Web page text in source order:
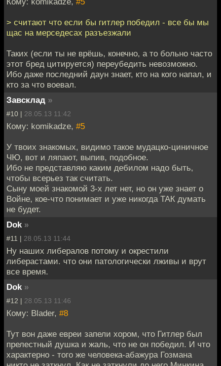
> считают что если бы гитлер победил - все бы мы
щас на мерседесах разъезжали
Таких (если ты не врёшь, конечно, а то больно часто
этот бред цитируется) переубедить невозможно.
Ибо даже последний даун знает, кто на кого напал, и
кто за что воевал.
Завсклад »
#10 | 28.05.13 11:42
Кому: komikadze, #5
У твоих знакомых, видимо такое мудацко-циничное
ЧЮ, вот и ляпают, выпив, подобное.
Ибо не представляю каким дебилом надо быть,
чтобы всерьез так считать.
Сыну моей знакомой 3-х лет нет, но он уже знает о
Войне, кое-что понимает и уже никогда ТАК думать
не будет.
Dok »
#11 | 28.05.13 11:44
Ну наших либералов потому и окрестили
либерастами. что они патологически лживы и врут
все время.
Dok »
#12 | 28.05.13 11:46
Кому: Blader, #8
Тут вон даже евреи запели хором, что Гитлер был
прелестный душка и жаль, что не он победил. И что
характерно - того же человека-абажура Гозмана